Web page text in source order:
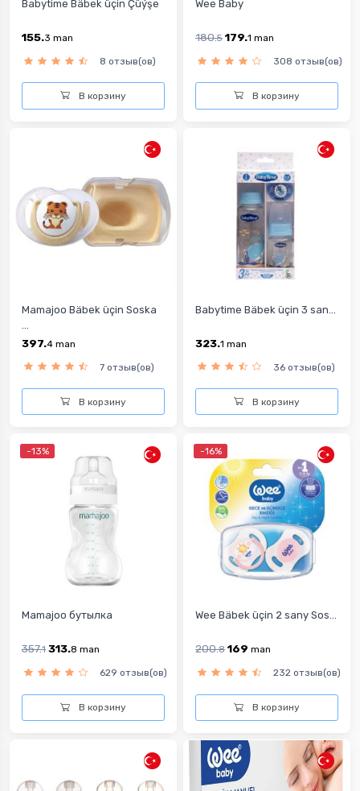
Babytime Bäbek üçin Çüýşe
155.3 man
8 отзыв(ов)
В корзину
Wee Baby
180.5 179.1 man
308 отзыв(ов)
В корзину
Mamajoo Bäbek üçin Soska
397.4 man
7 отзыв(ов)
В корзину
Babytime Bäbek üçin 3 san...
323.1 man
36 отзыв(ов)
В корзину
-13%
Mamajoo бутылка
357.1 313.8 man
629 отзыв(ов)
В корзину
-16%
Wee Bäbek üçin 2 sany Sos...
200.8 169 man
232 отзыв(ов)
В корзину